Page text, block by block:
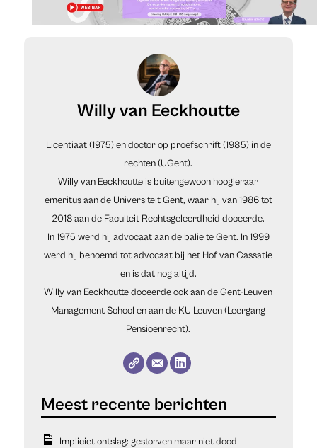
Willy van Eeckhoutte
Licentiaat (1975) en doctor op proefschrift (1985) in de
rechten (UGent).
Willy van Eeckhoutte is buitengewoon hoogleraar
emeritus aan de Universiteit Gent, waar hij van 1986 tot
2018 aan de Faculteit Rechtsgeleerdheid doceerde.
In 1975 werd hij advocaat aan de balie te Gent. In 1999
werd hij benoemd tot advocaat bij het Hof van Cassatie
en is dat nog altijd.
Willy van Eeckhoutte doceerde ook aan de Gent-Leuven
Management School en aan de KU Leuven (Leergang
Pensioenrecht).
Impliciet ontslag: gestorven maar niet dood